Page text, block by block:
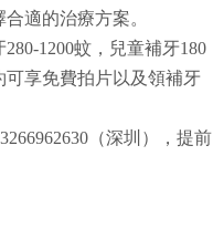
適的治療方案。
1200蚊，兒童補牙180
享免費拍片以及領補牙
（深圳），提前